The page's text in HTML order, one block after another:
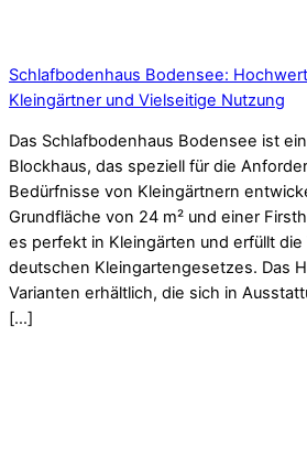
Schlafbodenhaus Bodensee:
Kleingärtner und Vielseitige Nutzung
Das Schlafbodenhaus Bodensee ist
Blockhaus, das speziell für die
Bedürfnisse von Kleingärtnern
Grundfläche von 24 m² und einer
es perfekt in Kleingärten und erfüllt die
deutschen Kleingartengesetzes. Das
Varianten erhältlich, die sich in
[…]